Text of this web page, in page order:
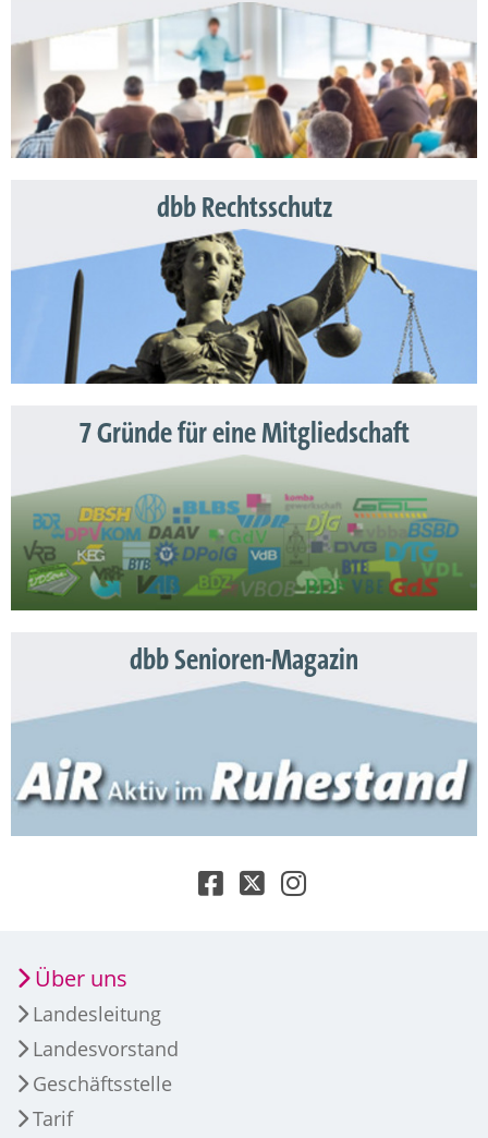
dbb Rechtsschutz
7 Gründe für eine Mitgliedschaft
dbb Senioren-Magazin
Über uns
Landesleitung
Landesvorstand
Geschäftsstelle
Tarif